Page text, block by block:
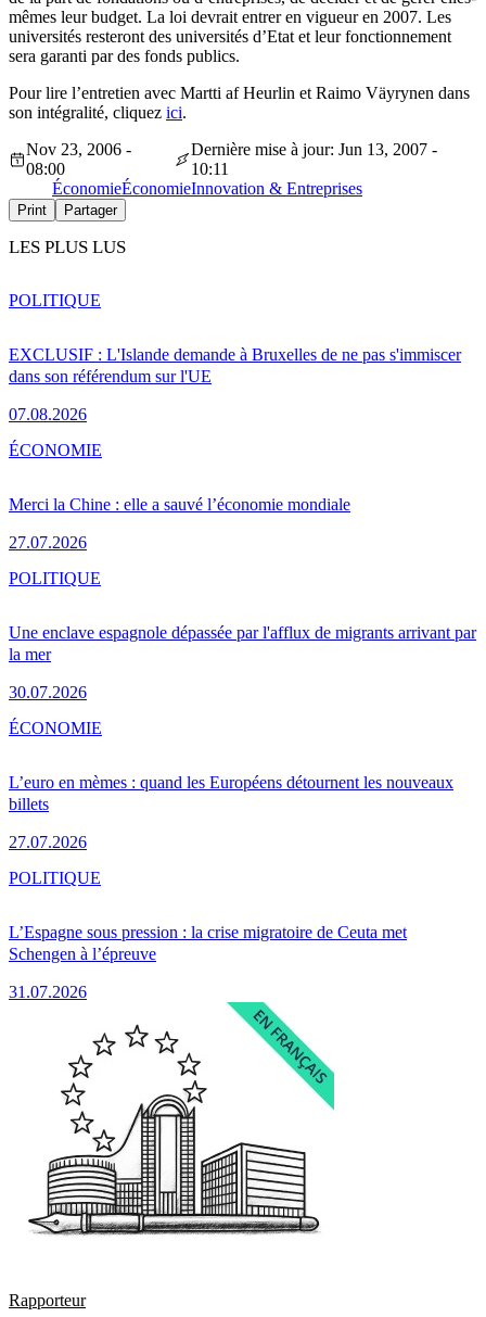
mêmes leur budget. La loi devrait entrer en vigueur en 2007. Les
universités resteront des universités d’Etat et leur fonctionnement
sera garanti par des fonds publics.
Pour lire l’entretien avec Martti af Heurlin et Raimo Väyrynen dans
son intégralité, cliquez ici.
Nov 23, 2006 -
08:00
Dernière mise à jour: Jun 13, 2007 -
10:11
ÉconomieÉconomieInnovation & Entreprises
Print Partager
LES PLUS LUS
EXCLUSIF : L'Islande demande à Bruxelles de ne pas s'immiscer
dans son référendum sur l'UE
07.08.2026
POLITIQUE
Merci la Chine : elle a sauvé l’économie mondiale
27.07.2026
ÉCONOMIE
Une enclave espagnole dépassée par l'afflux de migrants arrivant par
la mer
30.07.2026
POLITIQUE
L’euro en mèmes : quand les Européens détournent les nouveaux
billets
27.07.2026
ÉCONOMIE
L’Espagne sous pression : la crise migratoire de Ceuta met
Schengen à l’épreuve
31.07.2026
POLITIQUE
Rapporteur